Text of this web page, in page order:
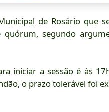
de Rosário que
segundo
iniciar a sessão é às
o prazo tolerável foi